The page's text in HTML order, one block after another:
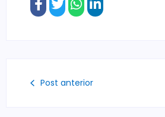
Post anterior